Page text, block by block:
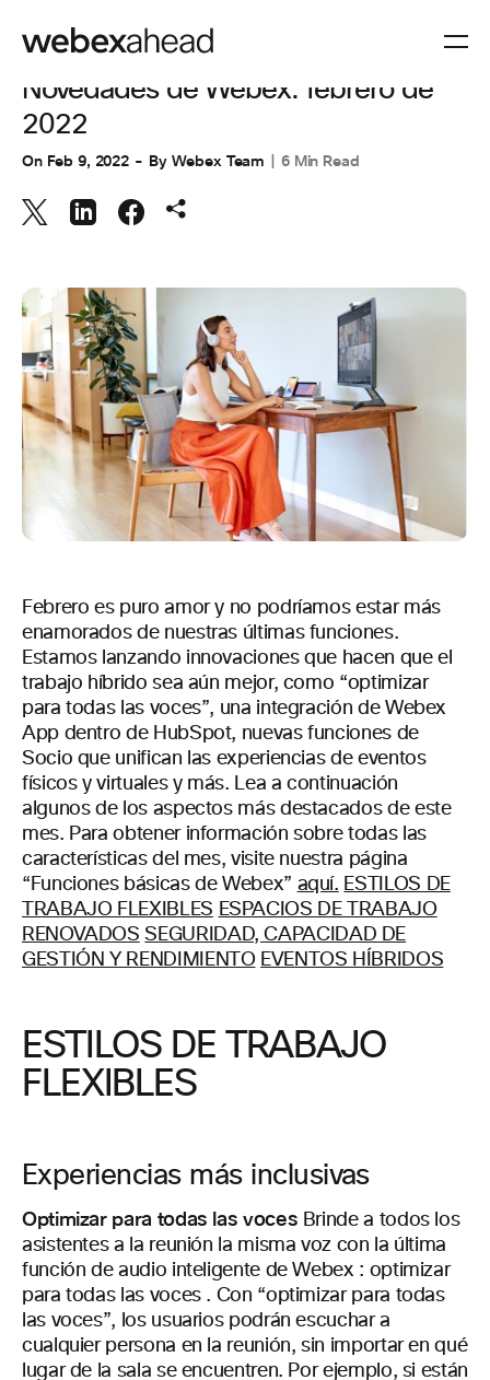
COLABORACIÓN
Novedades de Webex: febrero de
2022
On Feb 9, 2022 By Webex Team 6 Min Read
Febrero es puro amor y no podríamos estar más
enamorados de nuestras últimas funciones.
Estamos lanzando innovaciones que hacen que el
trabajo híbrido sea aún mejor, como “optimizar
para todas las voces”, una integración de Webex
App dentro de HubSpot, nuevas funciones de
Socio que unifican las experiencias de eventos
físicos y virtuales y más. Lea a continuación
algunos de los aspectos más destacados de este
mes. Para obtener información sobre todas las
características del mes, visite nuestra página
“Funciones básicas de Webex” aquí. ESTILOS DE
TRABAJO FLEXIBLES ESPACIOS DE TRABAJO
RENOVADOS SEGURIDAD, CAPACIDAD DE
GESTIÓN Y RENDIMIENTO EVENTOS HÍBRIDOS
ESTILOS DE TRABAJO
FLEXIBLES
Experiencias más inclusivas
Optimizar para todas las voces Brindea todos los
asistentes a la reunión la misma voz con la última
función de audio inteligente de Webex : optimizar
para todas las voces . Con “optimizar para todas
las voces”, los usuarios podrán escuchar a
cualquier persona en la reunión, sin importar en qué
lugar de la sala se encuentren. Por ejemplo, si están